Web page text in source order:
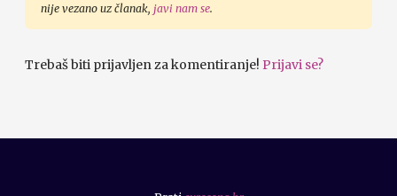
nije vezano uz članak, javi nam se.
Trebaš biti prijavljen za komentiranje! Prijavi se?